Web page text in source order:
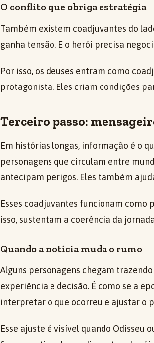
O conflito que obriga estratégia
Também existem coadjuvantes do
ganha tensão. E o herói precisa
Por isso, os deuses entram como
protagonista. Eles criam condições
Terceiro passo:
Em histórias longas, informação é o
personagens que circulam entre
antecipam perigos. Eles também
Esses coadjuvantes funcionam como
isso, sustentam a coerência da
Quando a notícia muda o rumo
Alguns personagens chegam
experiência e decisão. É como se a
interpretar o que ocorreu e ajustar o
Esse ajuste é visível quando Odisseu